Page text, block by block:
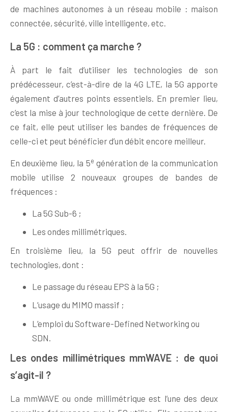
de machines autonomes à un réseau mobile : maison
connectée, sécurité, ville intelligente, etc.
La 5G : comment ça marche ?
À part le fait d’utiliser les technologies de son
prédécesseur, c’est-à-dire de la 4G LTE, la 5G apporte
également d’autres points essentiels. En premier lieu,
c’est la mise à jour technologique de cette dernière. De
ce fait, elle peut utiliser les bandes de fréquences de
celle-ci et peut bénéficier d’un débit encore meilleur.
En deuxième lieu, la 5e génération de la communication
mobile utilise 2 nouveaux groupes de bandes de
fréquences :
La 5G Sub-6 ;
Les ondes millimétriques.
En troisième lieu, la 5G peut offrir de nouvelles
technologies, dont :
Le passage du réseau EPS à la 5G ;
L’usage du MIMO massif ;
L’emploi du Software-Defined Networking ou
SDN.
Les ondes millimétriques mmWAVE : de quoi
s’agit-il ?
La mmWAVE ou onde millimétrique est l’une des deux